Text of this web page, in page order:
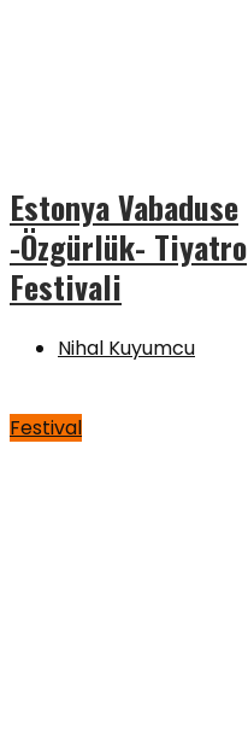
Estonya Vabaduse
-Özgürlük- Tiyatro
Festivali
Nihal Kuyumcu
Festival